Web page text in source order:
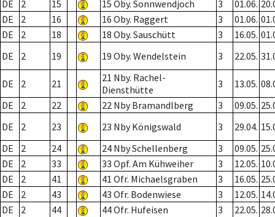
DE
2 15 15 Oby. Sonnwendjoch 3 01.06.
DE
2 16 16 Oby. Raggert 3 01.06.
DE
2 18 18 Oby. Sauschütt 3 16.05.
DE
2 19 19 Oby. Wendelstein 3 22.05.
DE 2 21
21 Nby. Rachel-
Diensthütte
3 13.05.
DE
2 22 22 Nby Bramandlberg 3 09.05.
DE
2 23 23 Nby Königswald 3 29.04.
DE
2 24 24 Nby Schellenberg 3 09.05.
DE
2 33 33 Opf. Am Kühweiher 3 12.05.
DE
2 41 41 Ofr. Michaelsgraben 3 16.05.
DE
2 43 43 Ofr. Bodenwiese 3 12.05.
DE
2 44 44 Ofr. Hufeisen 3 22.05.